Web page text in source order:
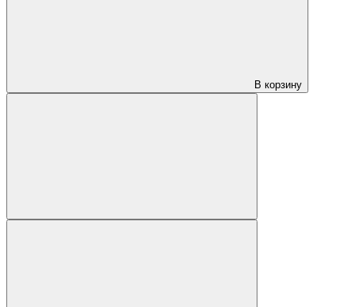
В корзину